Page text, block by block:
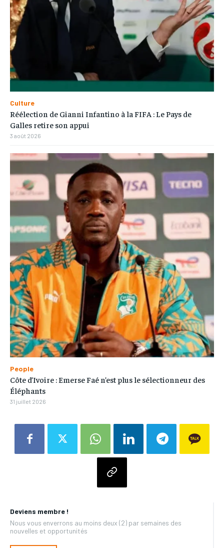
Deviens membre !
Nous vous enverrons au moins deux (2) par semaines des
nouvelles et opportunités
Culture
Réélection de Gianni Infantino à la FIFA : Le Pays de
Galles retire son appui
3 août 2026
People
Côte d’Ivoire : Emerse Faé n’est plus le sélectionneur des
Éléphants
31 juillet 2026